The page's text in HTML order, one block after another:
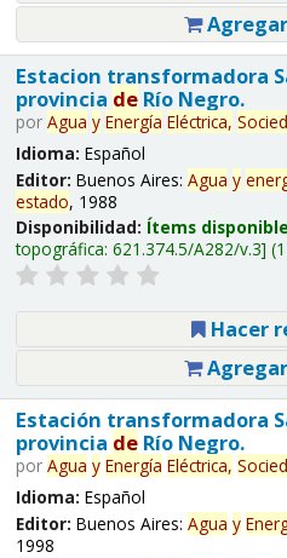
Estacion transformadora
provincia deRío Negro.
por Agua y Energía Eléctrica,
Idioma: Español
Editor: Buenos Aires: Agua y
estado, 1988
Disponibilidad: Ítems
topográfica: 621.374.5/A282/v.3
Hacer
Estación transformadora
provincia deRío Negro.
por Agua y Energía Eléctrica,
Idioma: Español
Editor: Buenos Aires: Agua y
1998